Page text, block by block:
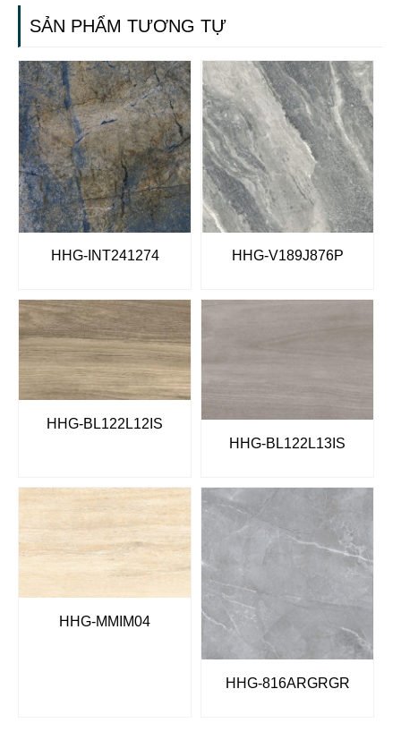
SẢN PHẨM TƯƠNG TỰ
HHG-INT241274 HHG-V189J876P
HHG-BL122L12IS
HHG-BL122L13IS
HHG-MMIM04
HHG-816ARGRGR